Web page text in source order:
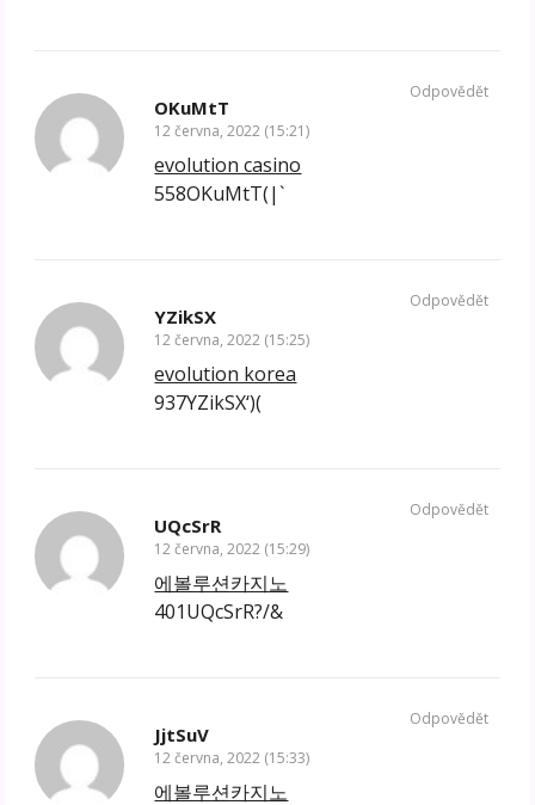
OKuMtT
12 června, 2022 (15:21)
evolution casino
558OKuMtT(|`
Odpovědět
YZikSX
12 června, 2022 (15:25)
evolution korea
937YZikSX‘)(
Odpovědět
UQcSrR
12 června, 2022 (15:29)
에볼루션카지노
401UQcSrR?/&
Odpovědět
JjtSuV
12 června, 2022 (15:33)
에볼루션카지노
Odpovědět